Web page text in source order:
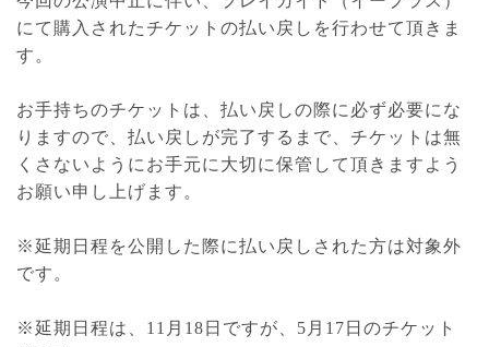
にて購入されたチケットの払い戻しを行わせて頂きま
す。
お手持ちのチケットは、払い戻しの際に必ず必要にな
りますので、払い戻しが完了するまで、チケットは無
くさないようにお手元に大切に保管して頂きますよう
お願い申し上げます。
※延期日程を公開した際に払い戻しされた方は対象外
です。
※延期日程は、11月18日ですが、5月17日のチケット